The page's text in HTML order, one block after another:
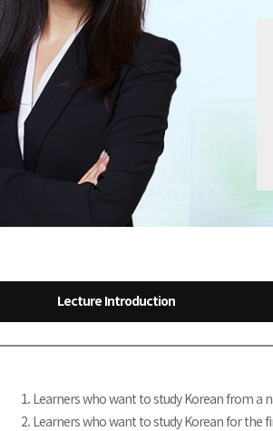
Lecture Introduction
1. Learners who want to study Korean from a
2. Learners who want to study Korean for the